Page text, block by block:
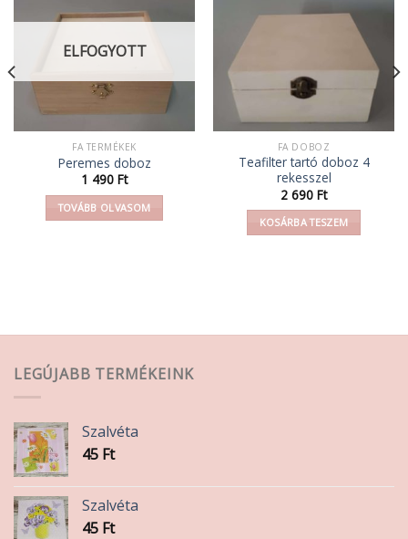
ELFOGYOTT
FA TERMÉKEK
Peremes doboz
1 490 Ft
TOVÁBB OLVASOM
FA DOBOZ
Teafilter tartó doboz 4
rekesszel
2 690 Ft
KOSÁRBA TESZEM
LEGÚJABB TERMÉKEINK
Szalvéta
45 Ft
Szalvéta
45 Ft